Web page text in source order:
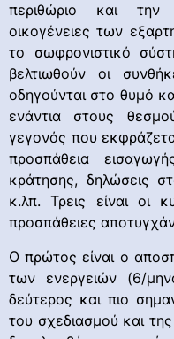
περιθώριο και την
οικογένειες των
το σωφρονιστικό
βελτιωθούν οι
οδηγούνται στο θυμό
ενάντια στους
γεγονός που
προσπάθεια
κράτησης, δηλώσεις
κ.λπ. Τρεις είναι οι
προσπάθειες
Ο πρώτος είναι ο
των ενεργειών (6/
δεύτερος και πιο
του σχεδιασμού και